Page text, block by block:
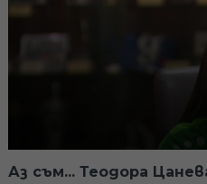
Аз съм... Теодора